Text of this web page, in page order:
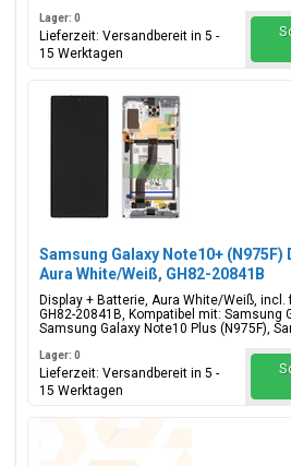
Lager: 0
Lieferzeit: Versandbereit in 5 -
15 Werktagen
Samsung Galaxy Note10+ (N975F)
Aura White/Weiß, GH82-20841B
Display + Batterie, Aura White/Weiß, incl.
GH82-20841B, Kompatibel mit: Samsung
Samsung Galaxy Note10 Plus (N975F),
Lager: 0
Lieferzeit: Versandbereit in 5 -
15 Werktagen